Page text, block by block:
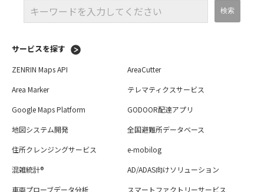
サービスを探す
ZENRIN Maps API
Area Marker
Google Maps Platform
地図システム開発
住所クレンジングサービス
混雑統計®
車両プローブデータ分析
AreaCutter
テレマティクスサービス
GODOOR配達アプリ
全国避難所データベース
e-mobilog
AD/ADAS向けソリューション
スマートファクトリーサービス